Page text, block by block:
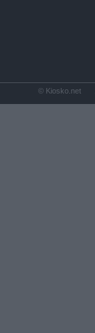
© Kiosko.net